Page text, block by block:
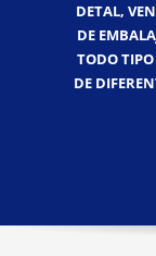
DETAL,
DE
TODO
DE